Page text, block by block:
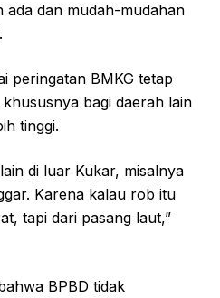
ada dan mudah-mudahan
peringatan BMKG tetap
bagi daerah lain
tinggi.
di luar Kukar, misalnya
Karena kalau rob itu
tapi dari pasang laut,”
BPBD tidak